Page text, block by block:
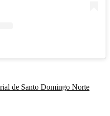
de Santo Domingo Norte